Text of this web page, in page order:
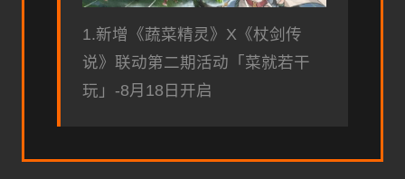
1.新增《蔬菜精灵》X《杖剑传
说》联动第二期活动「菜就若干
玩」-8月18日开启